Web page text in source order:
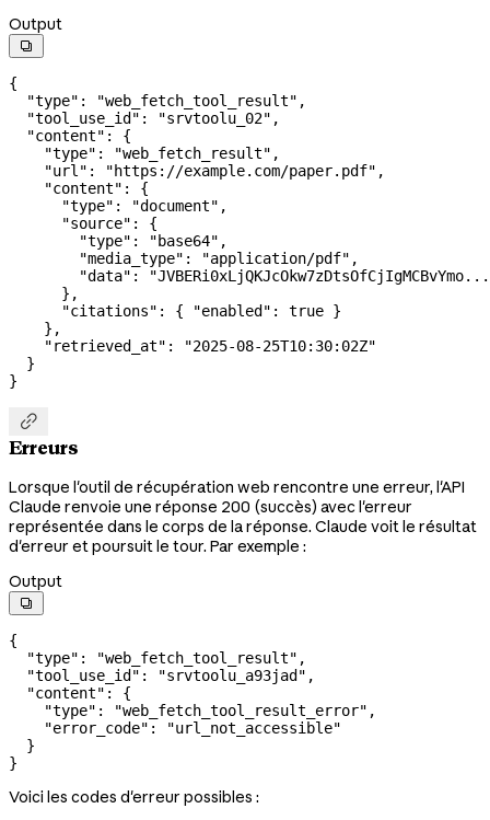
Output

{
  "type"
: "web_fetch_tool_result" ,
  "tool_use_id"
: "srvtoolu_02" ,
  "content"
: {
    "type"
: "web_fetch_result" ,
    "url"
: "https://example.com/paper.pdf" ,
    "content"
: {
      "type"
: "document" ,
      "source"
: {
        "type"
: "base64" ,
        "media_type"
: "application/pdf" ,
        "data"
:
      },
      "citations"
: { "enabled" : true }
    },
    "retrieved_at"
:
"2025-08-25T10:30:02Z"
  }
}

Erreurs
Lorsque l'outil de récupération web rencontre une erreur, l'API
Claude renvoie une réponse 200 (succès) avec l'erreur
représentée dans le corps de la réponse. Claude voit le résultat
d'erreur et poursuit le tour. Par exemple :
Output

{
  "type"
: "web_fetch_tool_result" ,
  "tool_use_id"
: "srvtoolu_a93jad" ,
  "content"
: {
    "type"
: "web_fetch_tool_result_error" ,
    "error_code"
:
"url_not_accessible"
  }
}
Voici les codes d'erreur possibles :